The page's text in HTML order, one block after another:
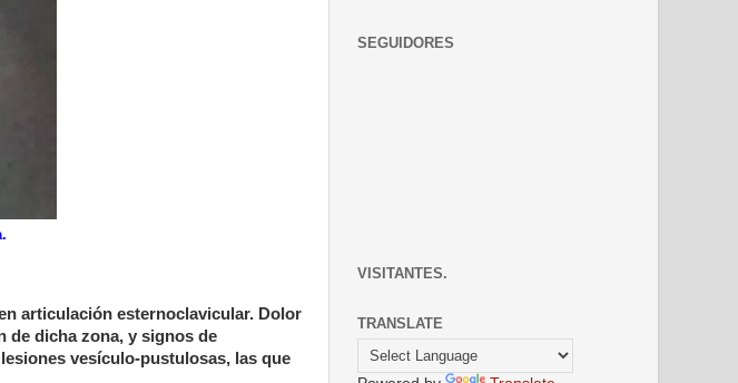
articulación esternoclavicular. Dolor
de dicha zona, y signos de
vesículo-pustulosas, las que
SEGUIDORES
VISITANTES.
TRANSLATE